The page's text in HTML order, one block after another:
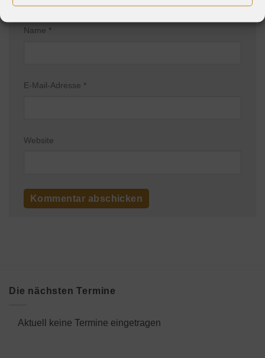
Name *
E-Mail-Adresse *
Website
Die nächsten Termine
Aktuell keine Termine eingetragen